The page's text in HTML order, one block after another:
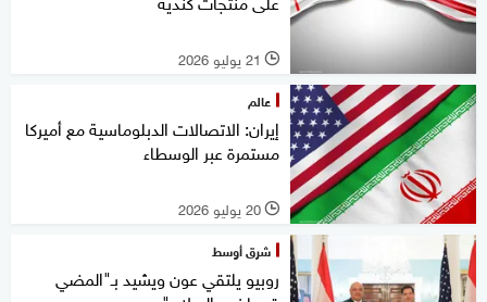
l 21 يوليو 2026
عالم
إيران: الاتصالات الدبلوماسية مع أميركا
مستمرة عبر الوسطاء
l 20 يوليو 2026
شرق أوسط
روبيو يلتقي عون ويشيد بـ"المضي